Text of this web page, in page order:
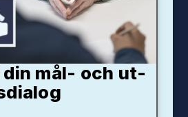
din mål- och ut­